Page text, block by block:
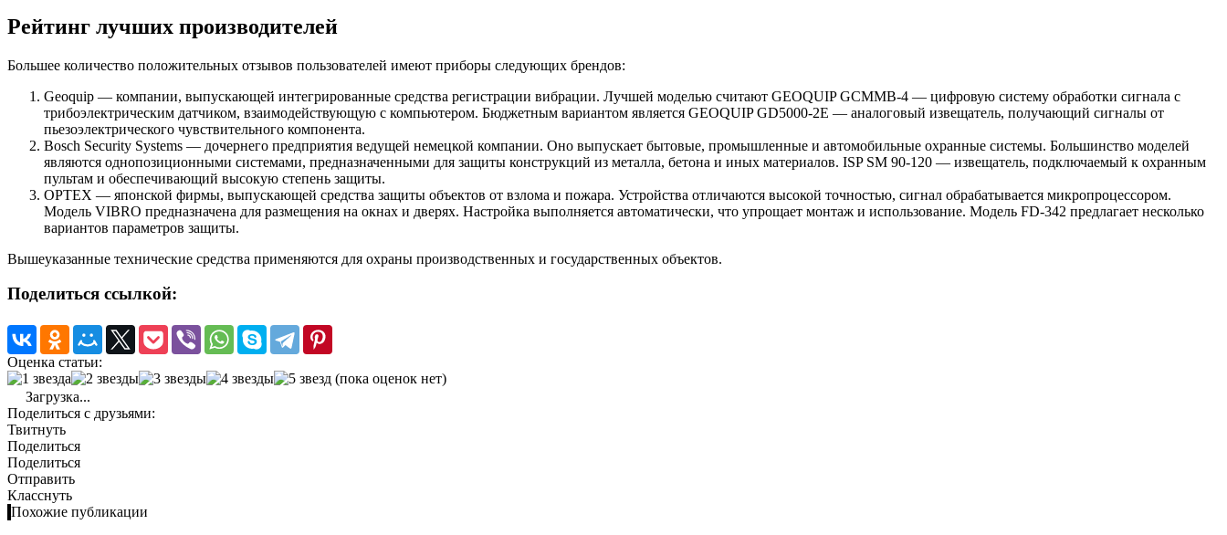
Рейтинг лучших производителей
Большее количество положительных отзывов пользователей имеют приборы следующих брендов:
Geoquip — компании, выпускающей интегрированные средства регистрации вибрации. Лучшей моделью считают GEOQUIP GCMMB-4 — цифровую систему обработки сигнала с
трибоэлектрическим датчиком, взаимодействующую с компьютером. Бюджетным вариантом является GEOQUIP GD5000-2Е — аналоговый извещатель, получающий сигналы от
пьезоэлектрического чувствительного компонента.
Bosch Security Systems — дочернего предприятия ведущей немецкой компании. Оно выпускает бытовые, промышленные и автомобильные охранные системы. Большинство моделей
являются однопозиционными системами, предназначенными для защиты конструкций из металла, бетона и иных материалов. ISP SM 90-120 — извещатель, подключаемый к охранным
пультам и обеспечивающий высокую степень защиты.
OPTEX — японской фирмы, выпускающей средства защиты объектов от взлома и пожара. Устройства отличаются высокой точностью, сигнал обрабатывается микропроцессором.
Модель VIBRO предназначена для размещения на окнах и дверях. Настройка выполняется автоматически, что упрощает монтаж и использование. Модель FD-342 предлагает несколько
вариантов параметров защиты.
Вышеуказанные технические средства применяются для охраны производственных и государственных объектов.
Поделиться ссылкой:
Оценка статьи:
(пока оценок нет)
Загрузка...
Поделиться с друзьями:
Твитнуть
Поделиться
Поделиться
Отправить
Класснуть
Похожие публикации